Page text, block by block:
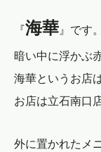
『海華』です。
暗い中に浮かぶ
海華というお店
お店は立石南口
外に置かれたメ